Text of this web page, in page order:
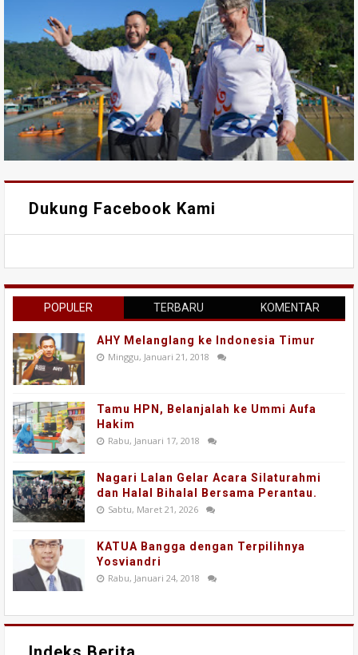
Dukung Facebook Kami
POPULER TERBARU KOMENTAR
AHY Melanglang ke Indonesia Timur
Minggu, Januari 21, 2018
Tamu HPN, Belanjalah ke Ummi Aufa
Hakim
Rabu, Januari 17, 2018
Nagari Lalan Gelar Acara Silaturahmi
dan Halal Bihalal Bersama Perantau.
Sabtu, Maret 21, 2026
KATUA Bangga dengan Terpilihnya
Yosviandri
Rabu, Januari 24, 2018